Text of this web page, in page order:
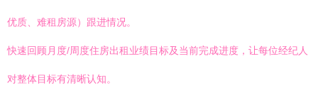
优质、难租房源）跟进情况。
快速回顾月度/周度住房出租业绩目标及当前完成进度，让每位经纪人
对整体目标有清晰认知。